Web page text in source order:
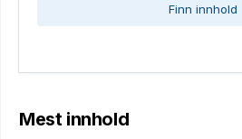
Finn innhold
Mest innhold